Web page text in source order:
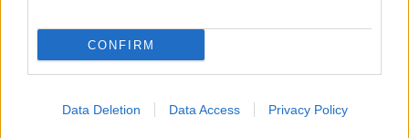
CONFIRM
Data Deletion Data Access Privacy Policy